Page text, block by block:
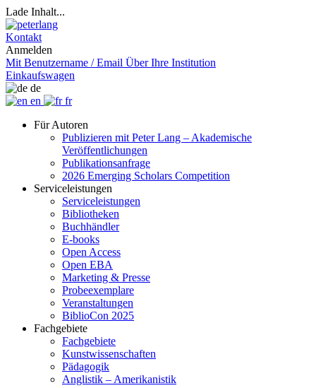
Lade Inhalt...
Kontakt
Anmelden
Mit Benutzername / Email Über Ihre Institution
Einkaufswagen
de
en
fr
Für Autoren
Publizieren mit Peter Lang – Akademische
Veröffentlichungen
Publikationsanfrage
2026 Emerging Scholars Competition
Serviceleistungen
Serviceleistungen
Bibliotheken
Buchhändler
E-books
Open Access
Open EBA
Marketing & Presse
Probeexemplare
Veranstaltungen
BiblioCon 2025
Fachgebiete
Fachgebiete
Kunstwissenschaften
Pädagogik
Anglistik – Amerikanistik